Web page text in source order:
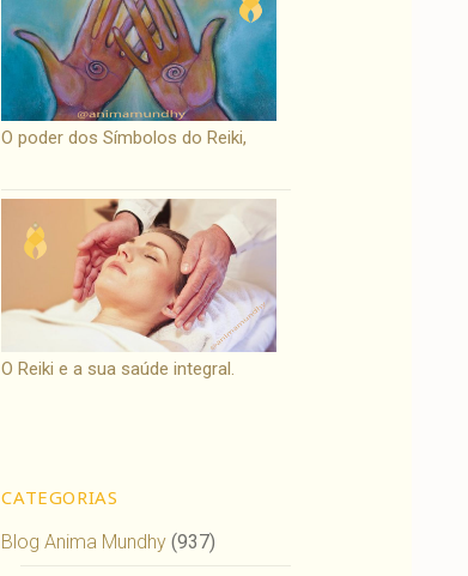
O poder dos Símbolos do Reiki,
O Reiki e a sua saúde integral.
CATEGORIAS
Blog Anima Mundhy (937)